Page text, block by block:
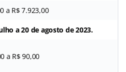
a R$ 7.923,00
a 20 de agosto de 2023.
a R$ 90,00